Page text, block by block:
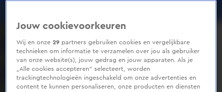
0
Jouw cookievoorkeuren
Wij en onze29 partners gebruiken cookies en vergelijkbare
technieken om informatie te verzamelen over jou als gebruiker
van onze website(s), jouw gedrag en jouw apparaten. Als je
„Alle cookies accepteren” selecteert, worden
trackingtechnologieën ingeschakeld om onze advertenties en
content te kunnen personaliseren, onze producten en diensten